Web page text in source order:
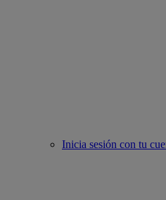
Inicia sesión con tu